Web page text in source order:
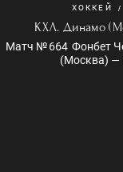
ХОККЕЙ
КХЛ. Динамо
Матч № 664 Фонбет
(Москва) —